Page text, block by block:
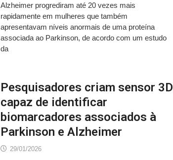
Alzheimer progrediram até 20 vezes mais
rapidamente em mulheres que também
apresentavam níveis anormais de uma proteína
associada ao Parkinson, de acordo com um estudo
da
Pesquisadores criam sensor 3D
capaz de identificar
biomarcadores associados à
Parkinson e Alzheimer
29/01/2026